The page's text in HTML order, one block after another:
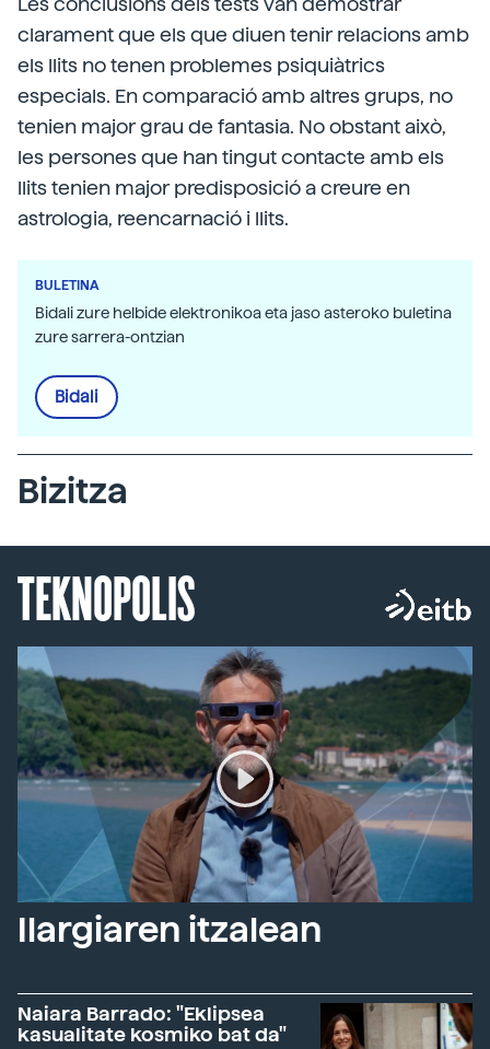
clarament que els que diuen tenir relacions amb
els llits no tenen problemes psiquiàtrics
especials. En comparació amb altres grups, no
tenien major grau de fantasia. No obstant això,
les persones que han tingut contacte amb els
llits tenien major predisposició a creure en
astrologia, reencarnació i llits.
BULETINA
Bidali zure helbide elektronikoa eta jaso asteroko buletina
zure sarrera-ontzian
Bidali
Bizitza
TEKNOPOLIS
Ilargiaren itzalean
Naiara Barrado: "Eklipsea
kasualitate kosmiko bat da"